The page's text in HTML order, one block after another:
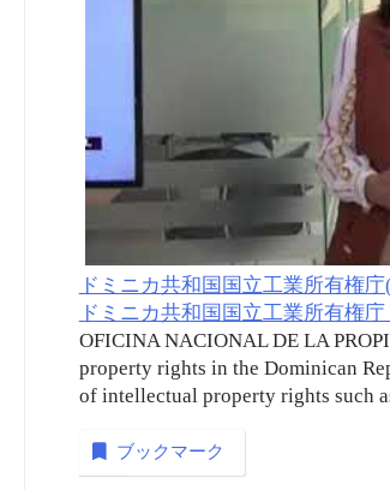
ドミニカ共和国国立工業所有権庁
ドミニカ共和国国立工業所有権
OFICINA NACIONAL DE LA
property rights in the Dominican
of intellectual property rights such
ブックマーク